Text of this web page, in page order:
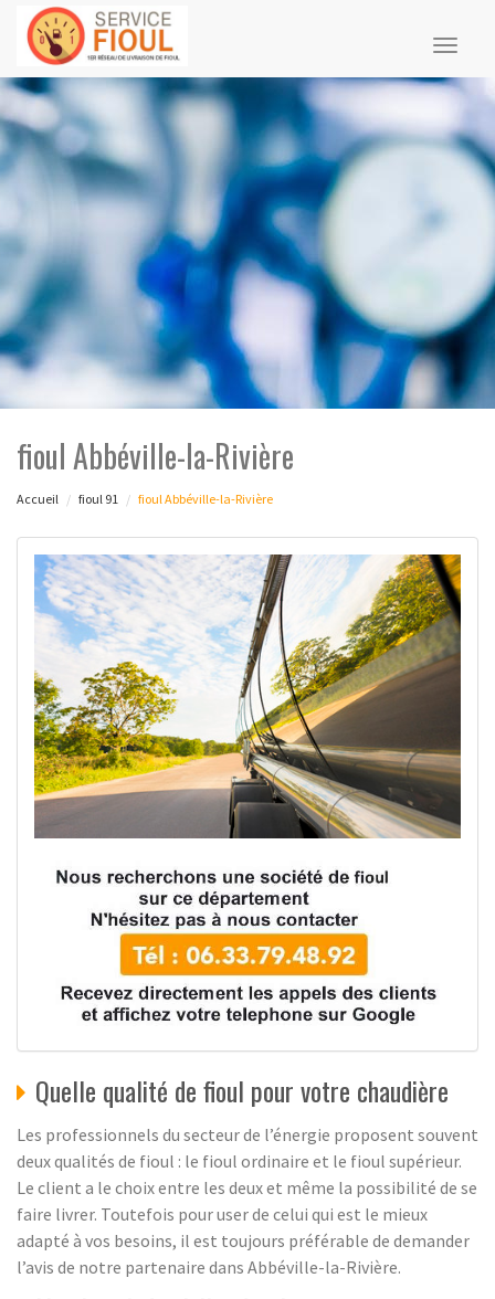
fioul Abbéville-la-Rivière
Accueil fioul 91 fioul Abbéville-la-Rivière
Quelle qualité de fioul pour votre chaudière
Les professionnels du secteur de l’énergie proposent souvent
deux qualités de fioul : le fioul ordinaire et le fioul supérieur.
Le client a le choix entre les deux et même la possibilité de se
faire livrer. Toutefois pour user de celui qui est le mieux
adapté à vos besoins, il est toujours préférable de demander
l’avis de notre partenaire dans Abbéville-la-Rivière.